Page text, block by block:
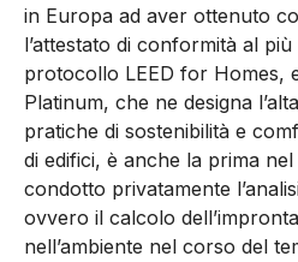
in Europa ad aver ottenuto
l’attestato di conformità al
protocollo LEED for Homes,
Platinum, che ne designa
pratiche di sostenibilità e
di edifici, è anche la prima
condotto privatamente
ovvero il calcolo
nell’ambiente nel corso del